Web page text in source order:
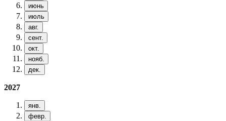
июнь
июль
авг.
сент.
окт.
нояб.
дек.
2027
янв.
февр.